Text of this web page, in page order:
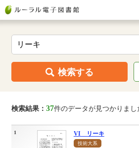
検索する
検索結果： 37件のデータが見つかりまし
1 VI リーキ
技術大系